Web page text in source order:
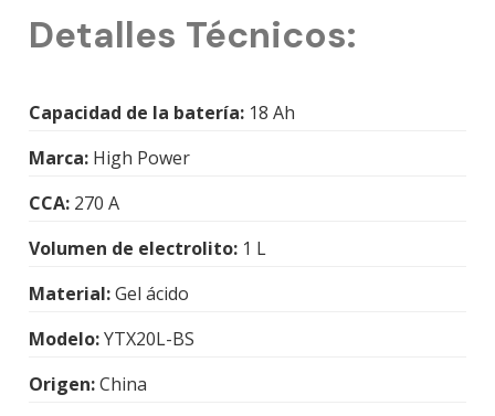
Detalles Técnicos:
Capacidad de la batería: 18 Ah
Marca: High Power
CCA: 270 A
Volumen de electrolito: 1 L
Material:Gel ácido
Modelo:YTX20L-BS
Origen:China